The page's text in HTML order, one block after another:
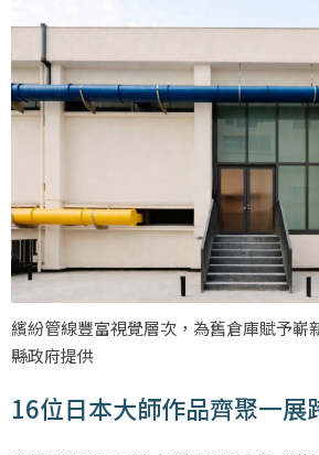
繽紛管線豐富視覺層次，為舊倉庫賦予嶄
縣政府提供
16位日本大師作品齊聚一展